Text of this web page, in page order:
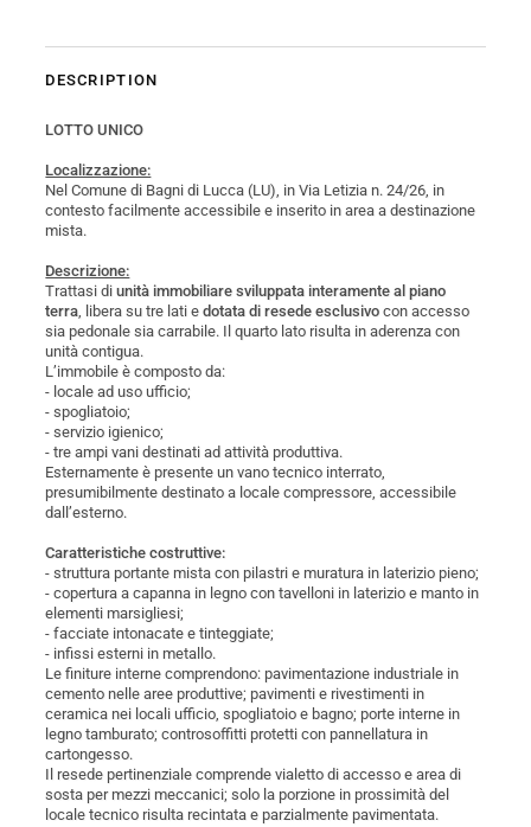
DESCRIPTION
LOTTO UNICO
Localizzazione:
Nel Comune di Bagni di Lucca (LU), in Via Letizia n. 24/26, in
contesto facilmente accessibile e inserito in area a destinazione
mista.
Descrizione:
Trattasi diunità immobiliare sviluppata interamente al piano
terra, libera su tre lati edotata di resede esclusivo con accesso
sia pedonale sia carrabile. Il quarto lato risulta in aderenza con
unità contigua.
L’immobile è composto da:
- locale ad uso ufficio;
- spogliatoio;
- servizio igienico;
- tre ampi vani destinati ad attività produttiva.
Esternamente è presente un vano tecnico interrato,
presumibilmente destinato a locale compressore, accessibile
dall’esterno.
Caratteristiche costruttive:
- struttura portante mista con pilastri e muratura in laterizio pieno;
- copertura a capanna in legno con tavelloni in laterizio e manto in
elementi marsigliesi;
- facciate intonacate e tinteggiate;
- infissi esterni in metallo.
Le finiture interne comprendono: pavimentazione industriale in
cemento nelle aree produttive; pavimenti e rivestimenti in
ceramica nei locali ufficio, spogliatoio e bagno; porte interne in
legno tamburato; controsoffitti protetti con pannellatura in
cartongesso.
Il resede pertinenziale comprende vialetto di accesso e area di
sosta per mezzi meccanici; solo la porzione in prossimità del
locale tecnico risulta recintata e parzialmente pavimentata.